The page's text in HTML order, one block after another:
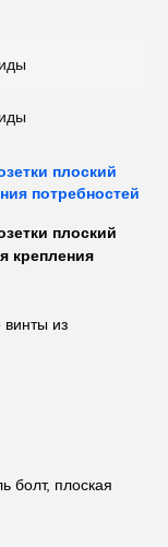
плоский
потребностей
плоский
крепления
винты из
болт, плоская